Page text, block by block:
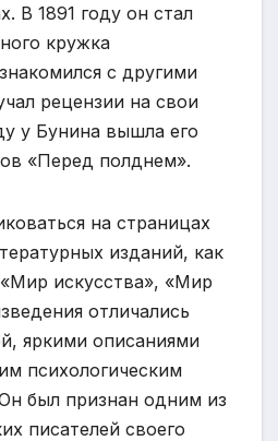
В 1891 году он стал
кружка
с другими
рецензии на свои
у Бунина вышла его
«Перед полднем».
на страницах
изданий, как
искусства», «Мир
отличались
яркими описаниями
психологическим
был признан одним из
писателей своего